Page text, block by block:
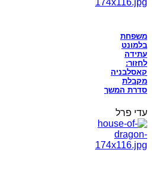
משפחת
בלמונט
עתידה
לחזור:
קאסלבניה
מקבלת
סדרת המשך
עדי פרל